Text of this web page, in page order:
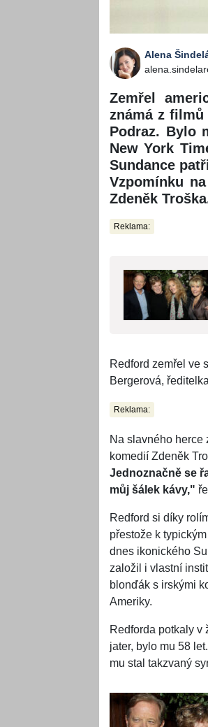
Alena
Zemřel
známá z
Podraz. Bylo
New York
Sundance
Vzpomínku
Zdeněk
Reklama:
Redford zemřel ve
Bergerová,
Reklama:
Na slavného herce
komedií Zdeněk
Jednoznačně se
můj šálek kávy,"
Redford si díky
přestože k
dnes ikonického
založil i vlastní
blonďák s irskými
Ameriky.
Redforda potkaly v
jater, bylo mu 58
mu stal takzvaný